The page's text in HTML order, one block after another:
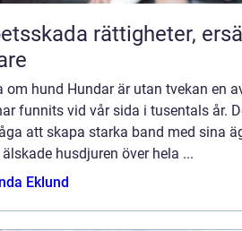
ersättning och vägen
om hund Hundar är utan tvekan en
funnits vid vår sida i tusentals år.
att skapa starka band med sina
husdjuren över hela ...
Eklund